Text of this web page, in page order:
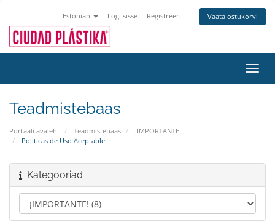
Estonian Logi sisse Registreeri Vaata ostukorvi
Teadmistebaas
Portaali avaleht Teadmistebaas
¡IMPORTANTE!
Políticas de Uso Aceptable
Kategooriad